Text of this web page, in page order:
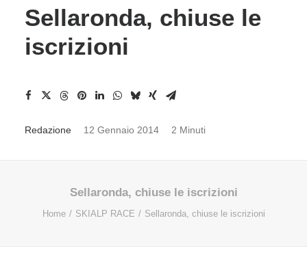
Sellaronda, chiuse le
iscrizioni
Redazione 12 Gennaio 2014 2 Minuti
Sellaronda, chiuse le iscrizioni
Home SKIALP RACE Sellaronda, chiuse le iscrizioni